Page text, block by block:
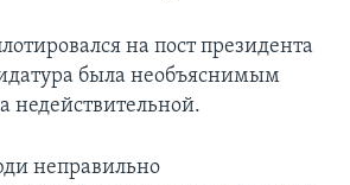
на пост президента
была необъяснимым
недействительной.
неправильно